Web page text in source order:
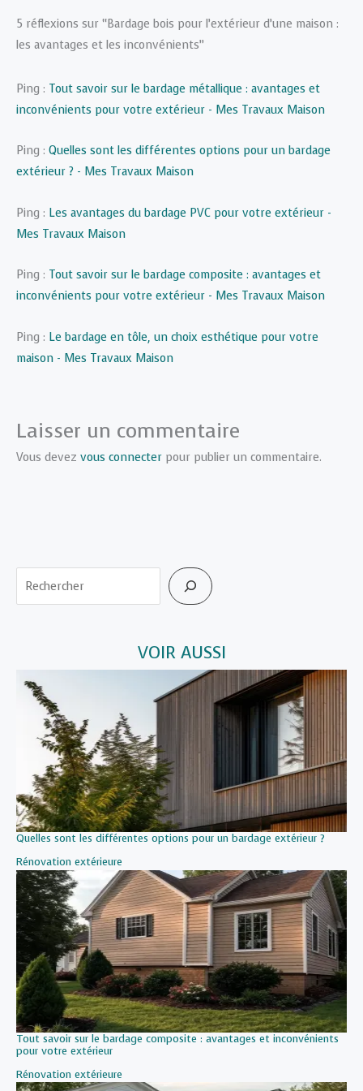
5 réflexions sur “Bardage bois pour l’extérieur d’une maison :
les avantages et les inconvénients”
Ping : Tout savoir sur le bardage métallique : avantages et
inconvénients pour votre extérieur - Mes Travaux Maison
Ping : Quelles sont les différentes options pour un bardage
extérieur ? - Mes Travaux Maison
Ping : Les avantages du bardage PVC pour votre extérieur -
Mes Travaux Maison
Ping : Tout savoir sur le bardage composite : avantages et
inconvénients pour votre extérieur - Mes Travaux Maison
Ping : Le bardage en tôle, un choix esthétique pour votre
maison - Mes Travaux Maison
Laisser un commentaire
Vous devez vous connecter pour publier un commentaire.
Rechercher
VOIR AUSSI
Quelles sont les différentes options pour un bardage extérieur ?
Par rapport à
Rénovation extérieure
Tout savoir sur le bardage composite : avantages et inconvénients
pour votre extérieur
Par rapport à
Rénovation extérieure